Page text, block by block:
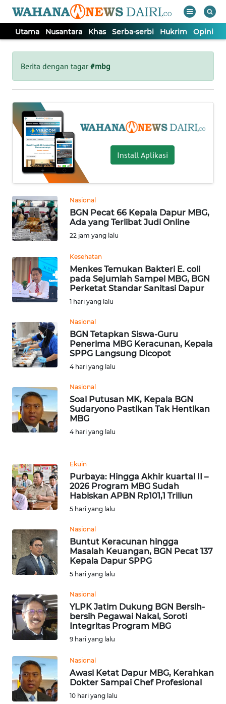
Utama Nusantara Khas Serba-serbi Hukrim Opini
Berita dengan tagar#mbg
Install Aplikasi
Nasional
BGN Pecat 66 Kepala Dapur MBG,
Ada yang Terlibat Judi Online
22 jam yang lalu
Kesehatan
Menkes Temukan Bakteri E. coli
pada Sejumlah Sampel MBG, BGN
Perketat Standar Sanitasi Dapur
1 hari yang lalu
Nasional
BGN Tetapkan Siswa-Guru
Penerima MBG Keracunan, Kepala
SPPG Langsung Dicopot
4 hari yang lalu
Nasional
Soal Putusan MK, Kepala BGN
Sudaryono Pastikan Tak Hentikan
MBG
4 hari yang lalu
Ekuin
Purbaya: Hingga Akhir kuartal II –
2026 Program MBG Sudah
Habiskan APBN Rp101,1 Triliun
5 hari yang lalu
Nasional
Buntut Keracunan hingga
Masalah Keuangan, BGN Pecat 137
Kepala Dapur SPPG
5 hari yang lalu
Nasional
YLPK Jatim Dukung BGN Bersih-
bersih Pegawai Nakal, Soroti
Integritas Program MBG
9 hari yang lalu
Nasional
Awasi Ketat Dapur MBG, Kerahkan
Dokter Sampai Chef Profesional
10 hari yang lalu
Tutup
UTAMA
NUSANTARA
KHAS
SERBA-
SERBI
HUKRIM
OPINI
Informasi
INDEKS
BERITA
KONTAK
KAMI
INFO
TENTANG
KAMI
REDAKSI
DISCLAIMER
Wahana
News
WN
SUMUT
JAKARTA
WN
JABAR